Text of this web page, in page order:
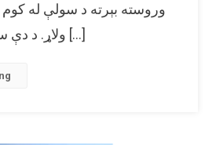
وروسته بېرته د سولې له کوم
ولاړ. د دې سفر په تړاو د ټولنیزو […]